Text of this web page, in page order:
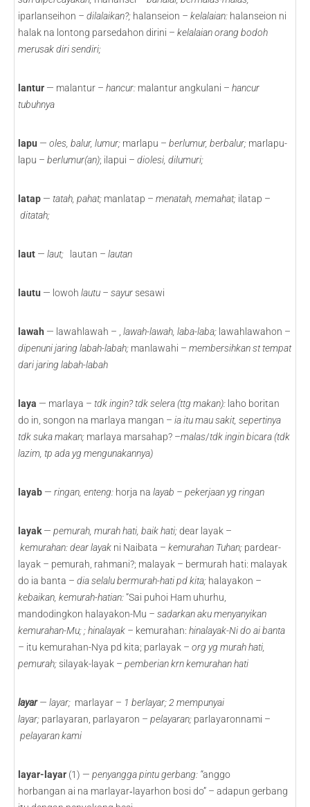
iparlanseihon – dilalaikan?; halanseion – kelalaian: halanseion ni
halak na lontong parsedahon dirini – kelalaian orang bodoh
merusak diri sendiri;
lantur — malantur – hancur: malantur angkulani – hancur
tubuhnya
lapu — oles, balur, lumur; marlapu – berlumur, berbalur; marlapu-
lapu – berlumur(an); ilapui – diolesi, dilumuri;
latap — tatah, pahat; manlatap – menatah, memahat; ilatap –
ditatah;
laut — laut; lautan – lautan
lautu — lowoh lautu – sayursesawi
lawah — lawahlawah – , lawah-lawah, laba-laba; lawahlawahon –
dipenuni jaring labah-labah; manlawahi – membersihkan st tempat
dari jaring labah-labah
laya — marlaya – tdk ingin? tdk selera (ttg makan): laho boritan
do in, songon na marlaya mangan – ia itu mau sakit, sepertinya
tdk suka makan; marlaya marsahap? –malas/tdk ingin bicara (tdk
lazim, tp ada yg mengunakannya)
layab — ringan, enteng: horja na layab – pekerjaan yg ringan
layak — pemurah, murah hati, baik hati;dear layak –
kemurahan: dear layak ni Naibata – kemurahan Tuhan; pardear-
layak – pemurah, rahmani?; malayak – bermurah hati: malayak
do ia banta – dia selalu bermurah-hati pd kita; halayakon –
kebaikan, kemurah-hatian:“Sai puhoi Ham uhurhu,
mandodingkon halayakon-Mu – sadarkan aku menyanyikan
kemurahan-Mu; ; hinalayak – kemurahan: hinalayak-Ni do ai banta
– itu kemurahan-Nya pd kita; parlayak – org yg murah hati,
pemurah;silayak-layak – pemberian krn kemurahan hati
layar— layar; marlayar – 1 berlayar; 2 mempunyai
layar; parlayaran, parlayaron – pelayaran; parlayaronnami –
pelayaran kami
layar-layar (1) — penyangga pintu gerbang: “anggo
horbangan ai na marlayar‑layarhon bosi do” – adapun gerbang